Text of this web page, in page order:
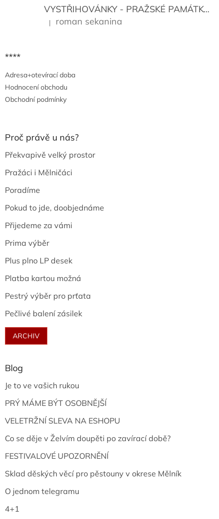
VYSTŘIHOVÁNKY - PRAŽSKÉ PAMÁTKY
Hodnocení produktu je 5 z 5 hvězdiček.
| roman sekanina
****
Adresa+otevírací doba
Hodnocení obchodu
Obchodní podmínky
Proč právě u nás?
Překvapivě velký prostor
Pražáci i Mělničáci
Poradíme
Pokud to jde, doobjednáme
Přijedeme za vámi
Prima výběr
Plus plno LP desek
Platba kartou možná
Pestrý výběr pro prťata
Pečlivé balení zásilek
ARCHIV
Blog
Je to ve vašich rukou
PRÝ MÁME BÝT OSOBNĚJŠÍ
VELETRŽNÍ SLEVA NA ESHOPU
Co se děje v Želvím doupěti po zavírací době?
FESTIVALOVÉ UPOZORNĚNÍ
Sklad děských věcí pro pěstouny v okrese Mělník
O jednom telegramu
4+1